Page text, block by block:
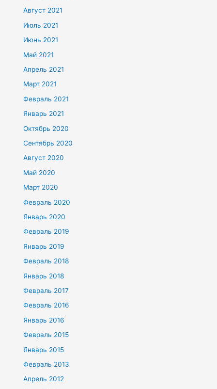
Август 2021
Июль 2021
Июнь 2021
Май 2021
Апрель 2021
Март 2021
Февраль 2021
Январь 2021
Октябрь 2020
Сентябрь 2020
Август 2020
Май 2020
Март 2020
Февраль 2020
Январь 2020
Февраль 2019
Январь 2019
Февраль 2018
Январь 2018
Февраль 2017
Февраль 2016
Январь 2016
Февраль 2015
Январь 2015
Февраль 2013
Апрель 2012